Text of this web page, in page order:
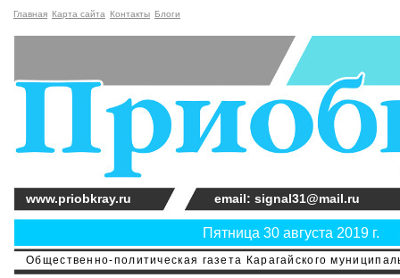
Главная Карта сайта Контакты Блоги
Общественно-политическая газета Карагайского
Пятница 30 августа 2019 г.
www.priobkray.ru email: signal31@mail.ru